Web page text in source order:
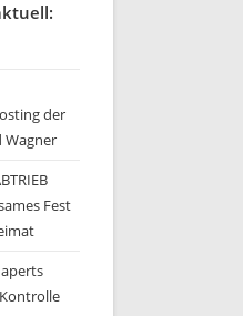
der
Wagner
Fest